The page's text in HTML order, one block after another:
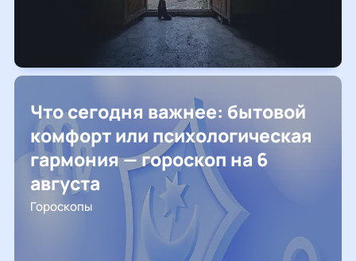
Что сегодня важнее: бытовой
комфорт или психологическая
гармония — гороскоп на 6
августа
Гороскопы